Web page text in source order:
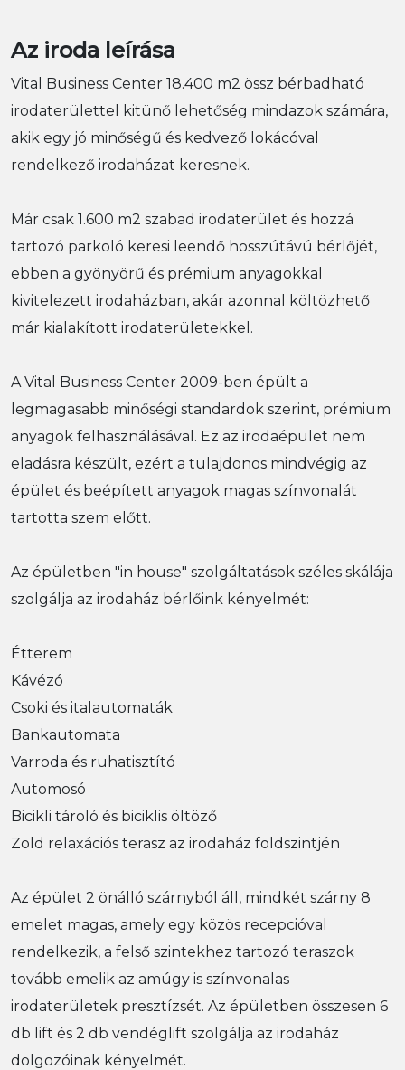
Az iroda leírása
Vital Business Center 18.400 m2 össz bérbadható
irodaterülettel kitünő lehetőség mindazok számára,
akik egy jó minőségű és kedvező lokácóval
rendelkező irodaházat keresnek.
Már csak 1.600 m2 szabad irodaterület és hozzá
tartozó parkoló keresi leendő hosszútávú bérlőjét,
ebben a gyönyörű és prémium anyagokkal
kivitelezett irodaházban, akár azonnal költözhető
már kialakított irodaterületekkel.
A Vital Business Center 2009-ben épült a
legmagasabb minőségi standardok szerint, prémium
anyagok felhasználásával. Ez az irodaépület nem
eladásra készült, ezért a tulajdonos mindvégig az
épület és beépített anyagok magas színvonalát
tartotta szem előtt.
Az épületben "in house" szolgáltatások széles skálája
szolgálja az irodaház bérlőink kényelmét:
Étterem
Kávézó
Csoki és italautomaták
Bankautomata
Varroda és ruhatisztító
Automosó
Bicikli tároló és biciklis öltöző
Zöld relaxációs terasz az irodaház földszintjén
Az épület 2 önálló szárnyból áll, mindkét szárny 8
emelet magas, amely egy közös recepcióval
rendelkezik, a felső szintekhez tartozó teraszok
tovább emelik az amúgy is színvonalas
irodaterületek presztízsét. Az épületben összesen 6
db lift és 2 db vendéglift szolgálja az irodaház
dolgozóinak kényelmét.